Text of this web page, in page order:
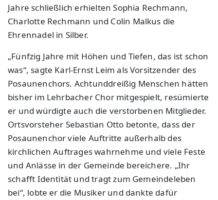
Jahre schließlich erhielten Sophia Rechmann,
Charlotte Rechmann und Colin Malkus die
Ehrennadel in Silber.
„Fünfzig Jahre mit Höhen und Tiefen, das ist schon
was“, sagte Karl-Ernst Leim als Vorsitzender des
Posaunenchors. Achtunddreißig Menschen hätten
bisher im Lehrbacher Chor mitgespielt, resümierte
er und würdigte auch die verstorbenen Mitglieder.
Ortsvorsteher Sebastian Otto betonte, dass der
Posaunenchor viele Auftritte außerhalb des
kirchlichen Auftrages wahrnehme und viele Feste
und Anlässe in der Gemeinde bereichere. „Ihr
schafft Identität und tragt zum Gemeindeleben
bei“, lobte er die Musiker und dankte dafür